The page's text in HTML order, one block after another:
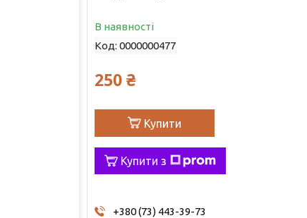
В наявності
Код: 0000000477
250 ₴
Купити
Купити з
+380 (73) 443-39-73